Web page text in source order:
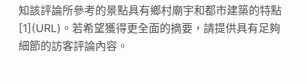
知該評論所參考的景點具有鄉村廟宇和都市建築的特點
[1](URL)。若希望獲得更全面的摘要，請提供具有足夠
細節的訪客評論內容。